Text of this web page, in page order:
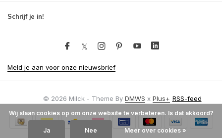
Schrijf je in!
Meld je aan voor onze nieuwsbrief
© 2026 Milck - Theme By DMWS x Plus+ RSS-feed
Wij slaan cookies op om onze website te verbeteren. Is dat akkoord?
Ja Nee Meer over cookies »